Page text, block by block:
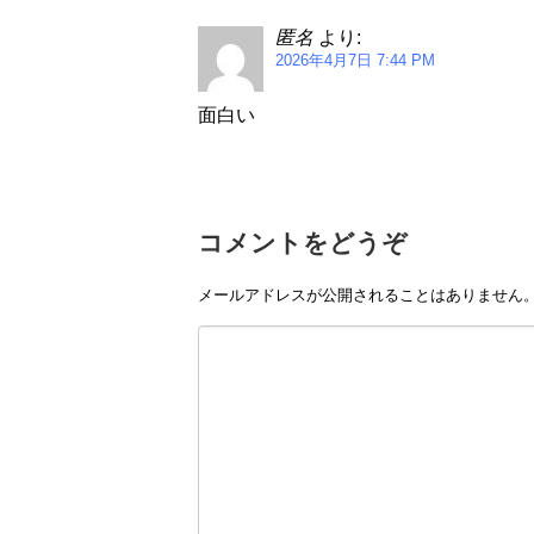
匿名 より:
2026年4月7日 7:44 PM
面白い
コメントをどうぞ
メールアドレスが公開されることはありません